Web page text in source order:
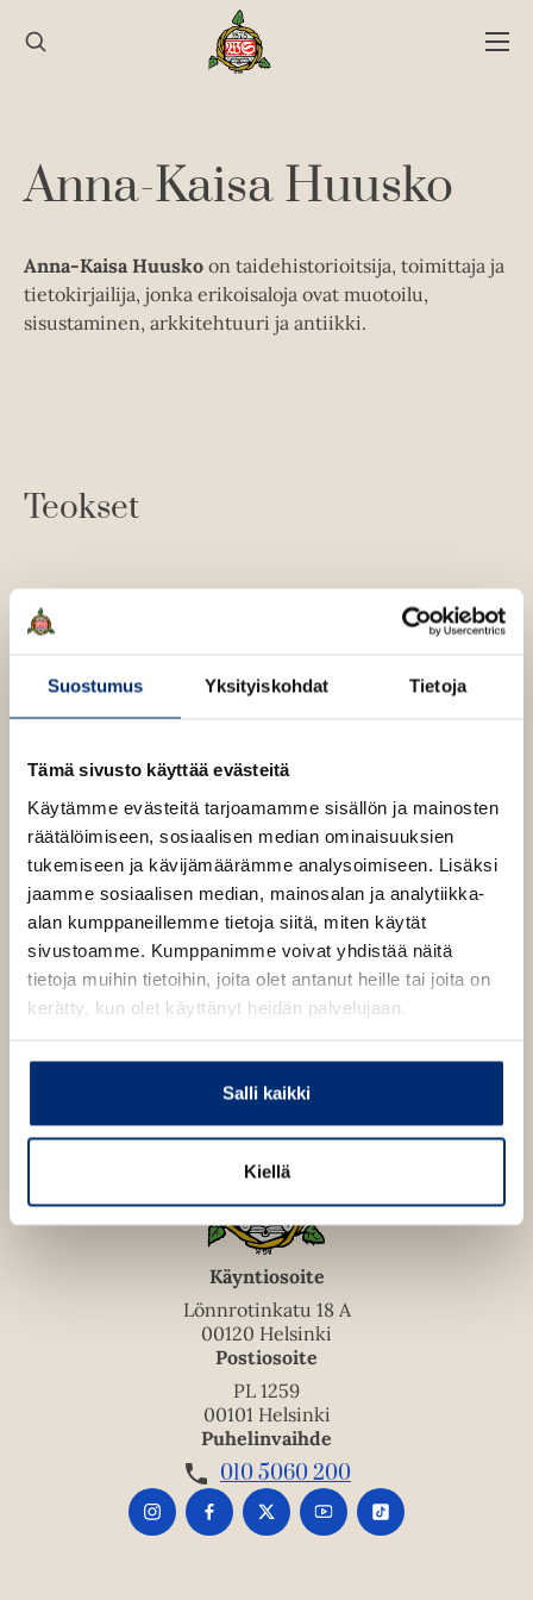
Suostumus Yksityiskohdat Tietoja
Tämä sivusto käyttää evästeitä
Käytämme evästeitä tarjoamamme sisällön ja mainosten
räätälöimiseen, sosiaalisen median ominaisuuksien
tukemiseen ja kävijämäärämme analysoimiseen. Lisäksi
jaamme sosiaalisen median, mainosalan ja analytiikka-
alan kumppaneillemme tietoja siitä, miten käytät
sivustoamme. Kumppanimme voivat yhdistää näitä
tietoja muihin tietoihin, joita olet antanut heille tai joita on
kerätty, kun olet käyttänyt heidän palvelujaan.
Salli kaikki
Kiellä
sisältöön
Anna-Kaisa Huusko
Anna-Kaisa Huusko on taidehistorioitsija, toimittaja ja
tietokirjailija, jonka erikoisaloja ovat muotoilu,
sisustaminen, arkkitehtuuri ja antiikki.
Teokset
Muumimukit
Käyntiosoite
Lönnrotinkatu 18 A
00120 Helsinki
Postiosoite
PL 1259
00101 Helsinki
Puhelinvaihde
010 5060 200